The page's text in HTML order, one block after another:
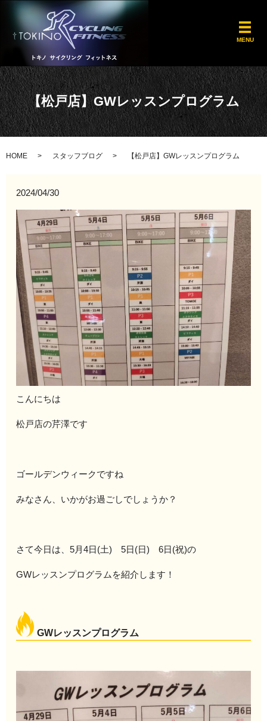
MENU
【松戸店】GWレッスンプログラム
HOME スタッフブログ 【松戸店】GWレッスンプログラム
2024/04/30
こんにちは
松戸店の芹澤です
ゴールデンウィークですね
みなさん、いかがお過ごしでしょうか？
さて今日は、5月4日(土) 5日(日) 6日(祝)の
GWレッスンプログラムを紹介します！
GWレッスンプログラム